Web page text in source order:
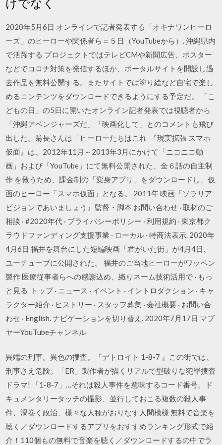
2020年5月6日 オンラインで記者発表する「オキナワンヒーロ
ーズ」のヒーローや関係者ら＝５日（YouTubeから）. 沖縄県内
で活躍する プロジェクトではテレビCMや新聞広告、ポスター
などでコロナ対策を発信するほか、ポータルサイトを開設し過
去作品を無料公開する。またサイトでは塗り絵など自宅で楽し
めるコンテンツをダウンロードできるようにする予定だ。 「こ
どもの日」の5日に開いたオンライン記者発表では視聴者から
「沖縄アベンジャーズだ」「映画化して」とのコメントも飛び
出した。翁長さんは「ヒーローたちはこれ 『現実拡張 スマホ
仮面』は、2012年11月～2013年3月にかけて「ニコニコ動
画」および「YouTube」にて無料公開された、全６話の自主制
作 を救うため、課金制の「変身アプリ」をダウンロードし、仮
面のヒーロー「スマホ仮面」となる。 2011年 映画『ソラリア
ビジョンであいましょう』監督・脚本 お問い合わせ · 取材のご
相談 · #2020年代 · プライバシーポリシー · 利用規約 · 東京都ク
ラウドファンディング支援事業 · ローカル · 特商法表示. 2020年
4月6日 福井を舞台にした短編映画「君がいた街」が4月4日、
ユーチューブに公開された。 福井のご当地ヒーローがワッペン
製作 医療従事者らへの感謝込め、織りネーム技術活用で · もっ
と見る トップ · ニュース · イベント · イントロダクション · キャ
ラクター紹介 · ヒストリー · スタッフ募集 · 会社概要 · お問い合
わせ · English. ナビゲーションを切り替え. 2020年7月17日 マブ
ヤーYouTubeチャンネル
異端の刑事。異色の捜査。『デトロイト 1-8-7 』この街では、
刑事さえ危険。「ER」製作者が描くリアルで型破りな犯罪捜査
ドラマ! 「1-8-7」…それは殺人事件を意味するコード番号。ド
キュメンタリータッチの撮影、並行しておこる複数の殺人事
件、渦巻く政治、様々な人種がおりなす人間模様 無料で音楽を
聴く／ダウンロードするアプリをおすすめランキング形式で紹
介！110個もの無料で音楽を聴く／ダウンロードするの中でラ